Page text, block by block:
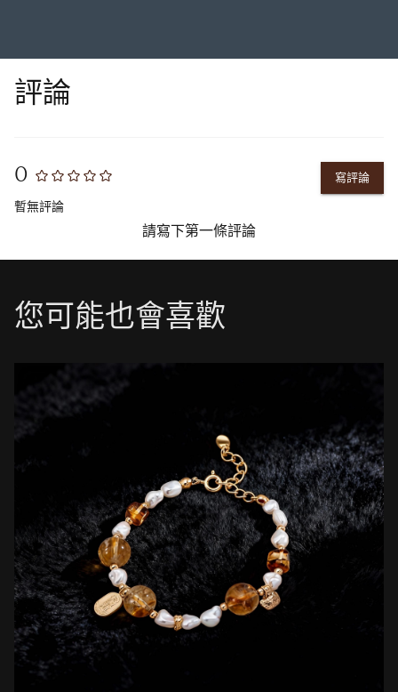
評論
0
暫無評論
寫評論
請寫下第一條評論
您可能也會喜歡